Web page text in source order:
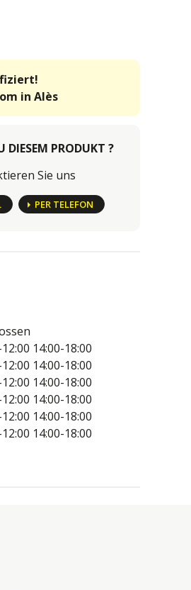
in Alès
DIESEM PRODUKT ?
Sie uns
PER TELEFON
14:00-18:00
14:00-18:00
14:00-18:00
14:00-18:00
14:00-18:00
14:00-18:00